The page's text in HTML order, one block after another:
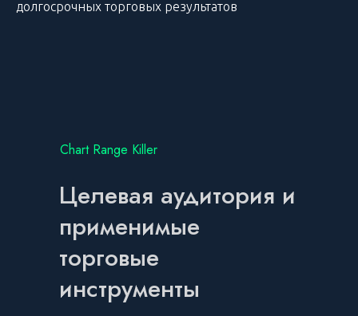
долгосрочных торговых результатов
Целевая аудитория и
применимые
торговые
инструменты
Chart Range Killer